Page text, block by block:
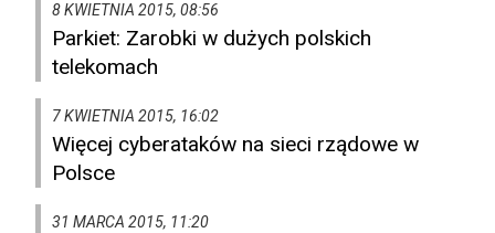
8 KWIETNIA 2015, 08:56
Parkiet: Zarobki w dużych polskich
telekomach
7 KWIETNIA 2015, 16:02
Więcej cyberataków na sieci rządowe w
Polsce
31 MARCA 2015, 11:20